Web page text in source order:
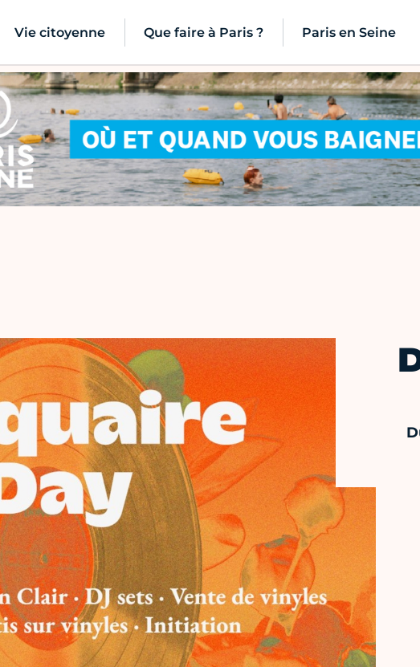
Vie citoyenne Que faire à Paris ? Paris en Seine